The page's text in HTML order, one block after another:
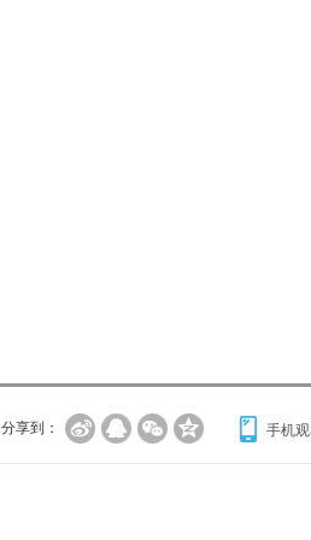
分享到： 手机